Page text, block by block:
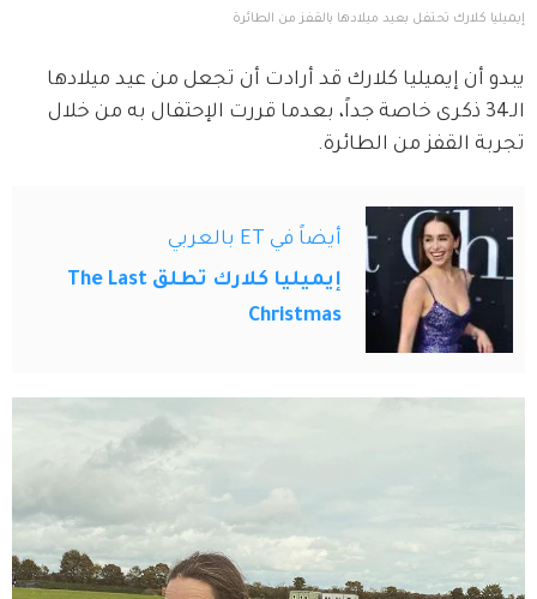
إيميليا كلارك تحتفل بعيد ميلادها بالقفز من الطائرة
يبدو أن إيميليا كلارك قد أرادت أن تجعل من عيد ميلادها
الـ34 ذكرى خاصة جداً، بعدما قررت الإحتفال به من خلال
تجربة القفز من الطائرة.
أيضاً في ET بالعربي
إيميليا كلارك تطلق The Last
Christmas